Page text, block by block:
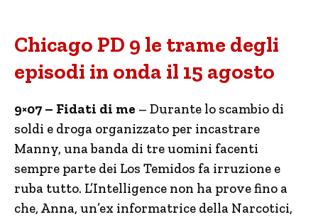
Chicago PD 9 le trame degli
episodi in onda il 15 agosto
9×07 – Fidati di me – Durante lo scambio di
soldi e droga organizzato per incastrare
Manny, una banda di tre uomini facenti
sempre parte dei Los Temidos fa irruzione e
ruba tutto. L’Intelligence non ha prove fino a
che, Anna, un’ex informatrice della Narcotici,